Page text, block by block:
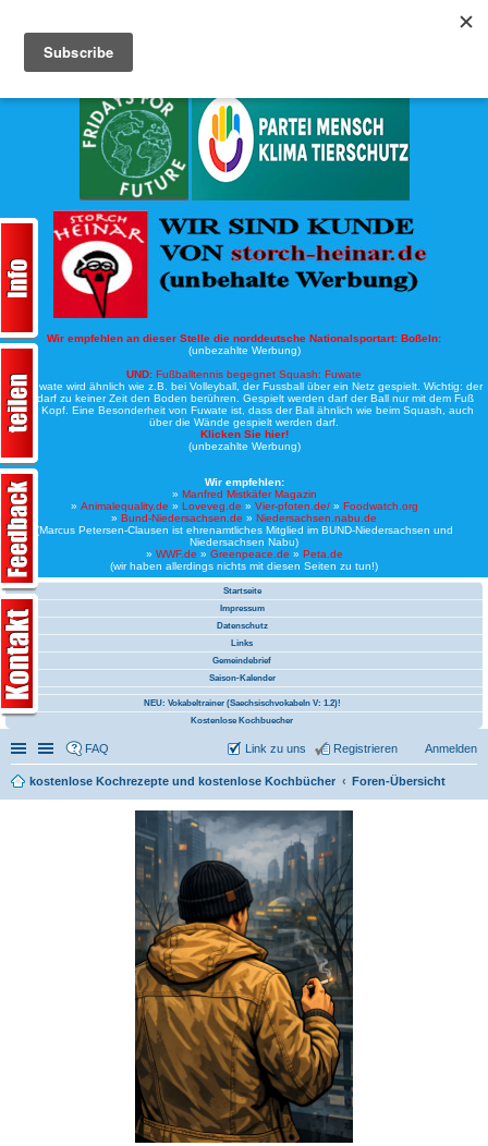
Wir empfehlen an dieser Stelle die norddeutsche Nationalsportart: Boßeln:
(unbezahlte Werbung)
UND: Fußballtennis begegnet Squash: Fuwate
Bei Fuwate wird ähnlich wie z.B. bei Volleyball, der Fussball über ein Netz gespielt. Wichtig: der
Ball darf zu keiner Zeit den Boden berühren. Gespielt werden darf der Ball nur mit dem Fuß
oder Kopf. Eine Besonderheit von Fuwate ist, dass der Ball ähnlich wie beim Squash, auch
über die Wände gespielt werden darf.
Klicken Sie hier!
(unbezahlte Werbung)
Wir empfehlen:
» Manfred Mistkäfer Magazin
» Animalequality.de » Loveveg.de » Vier-pfoten.de/» Foodwatch.org
» Bund-Niedersachsen.de » Niedersachsen.nabu.de
(Marcus Petersen-Clausen ist ehrenamtliches Mitglied im BUND-Niedersachsen und
Niedersachsen Nabu)
» WWF.de » Greenpeace.de » Peta.de
(wir haben allerdings nichts mit diesen Seiten zu tun!)
Startseite
Impressum
Datenschutz
Links
Gemeindebrief
Saison-Kalender
NEU: Vokabeltrainer (Saechsischvokabeln V: 1.2)!
Kostenlose Kochbuecher
Schnellzugriff
Linkliste
FAQ Anmelden
Registrieren
Link zu uns
kostenlose Kochrezepte und kostenlose Kochbücher Foren-Übersicht